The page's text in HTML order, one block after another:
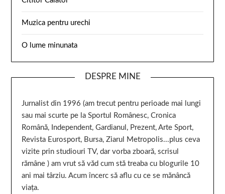
Muzica pentru urechi
O lume minunata
DESPRE MINE
Jurnalist din 1996 (am trecut pentru perioade mai lungi
sau mai scurte pe la Sportul Românesc, Cronica
Română, Independent, Gardianul, Prezent, Arte Sport,
Revista Eurosport, Bursa, Ziarul Metropolis...plus ceva
vizite prin studiouri TV, dar vorba zboară, scrisul
rămâne ) am vrut să văd cum stă treaba cu blogurile 10
ani mai târziu. Acum încerc să aflu cu ce se mănâncă
viața.